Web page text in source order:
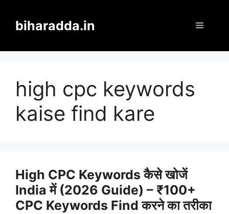
biharadda.in Menu
high cpc keywords
kaise find kare
High CPC Keywords कैसे खोजें
India में (2026 Guide) – ₹100+
CPC Keywords Find करने का तरीका